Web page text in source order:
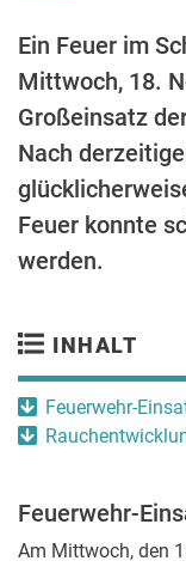
Ein Feuer im
Mittwoch, 18.
Großeinsatz
Nach
Feuer konnte
werden.
INHALT
Feuerwehr-
Feuerwehr-
Am Mittwoch, den